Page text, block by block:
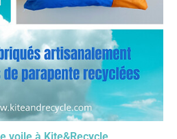
voile à Kite&Recycle